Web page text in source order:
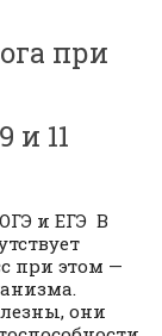
при
и 11
и ЕГЭ В
при этом —
они